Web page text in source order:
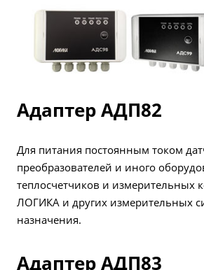
Адаптер АДП82
Для питания постоянным током
преобразователей и иного
теплосчетчиков и измерительных
ЛОГИКА и других измерительных
назначения.
Адаптер АДП83